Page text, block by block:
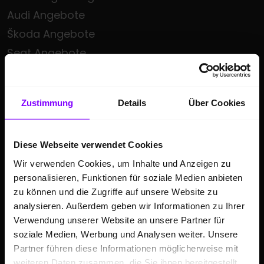
Zustimmung Details Über Cookies
Diese Webseite verwendet Cookies
Wir verwenden Cookies, um Inhalte und Anzeigen zu
personalisieren, Funktionen für soziale Medien anbieten
zu können und die Zugriffe auf unsere Website zu
analysieren. Außerdem geben wir Informationen zu Ihrer
Verwendung unserer Website an unsere Partner für
soziale Medien, Werbung und Analysen weiter. Unsere
Partner führen diese Informationen möglicherweise mit
Audi Angebote
Škoda Angebote
Seat Angebote
Hülpert kauft Ihr Auto
E-Mobilität
Gebrauchtwagen
Saisonale Sonderangebote
Kleinwagen
SUV
GESCHÄFTSKUNDEN